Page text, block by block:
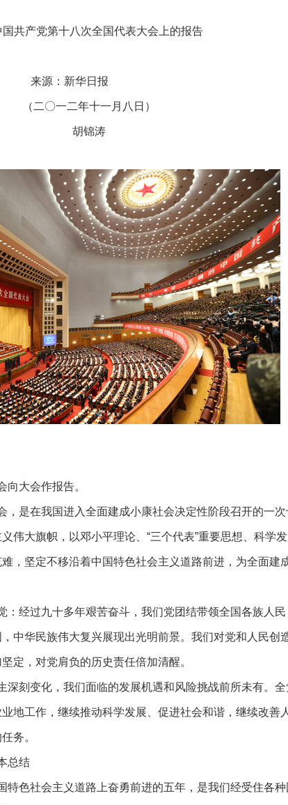
共产党第十八次全国代表大会上的报告
来源：新华日报
（二〇一二年十一月八日）
胡锦涛
大会作报告。
是在我国进入全面建成小康社会决定性阶段召开的一次
伟大旗帜，以邓小平理论、“三个代表”重要思想、科学发
，坚定不移沿着中国特色社会主义道路前进，为全面建
经过九十多年艰苦奋斗，我们党团结带领全国各族人民
中华民族伟大复兴展现出光明前景。我们对党和人民创
定，对党肩负的历史责任倍加清醒。
刻变化，我们面临的发展机遇和风险挑战前所未有。全
地工作，继续推动科学发展、促进社会和谐，继续改善
务。
总结
色社会主义道路上奋勇前进的五年，是我们经受住各种